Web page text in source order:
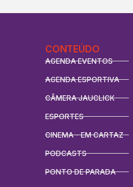
CONTEÚDO
AGENDA EVENTOS
AGENDA ESPORTIVA
CÂMERA JAUCLICK
ESPORTES
CINEMA - EM CARTAZ
PODCASTS
PONTO DE PARADA